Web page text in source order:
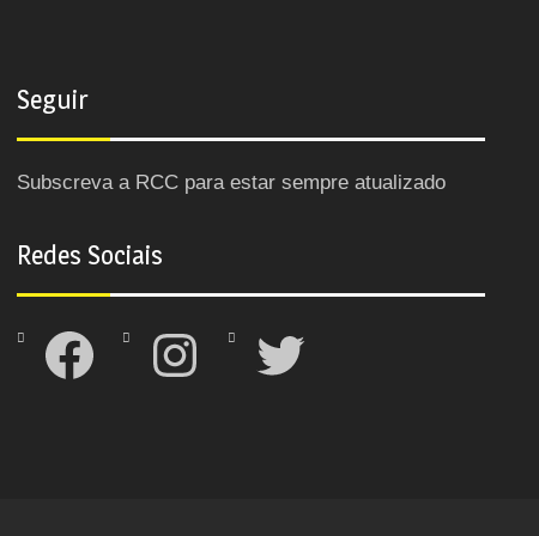
Seguir
Subscreva a RCC para estar sempre atualizado
Redes Sociais
Facebook Instagram Twitter